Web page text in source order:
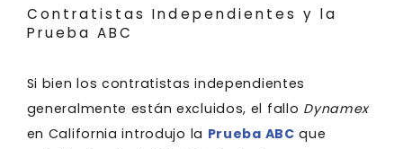
Contratistas Independientes y la
Prueba ABC
Si bien los contratistas independientes
generalmente están excluidos, el fallo Dynamex
en California introdujo la Prueba ABC que